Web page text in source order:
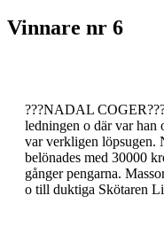
Vinnare nr 6
???NADAL
ledningen o där var han
var verkligen löpsugen.
belönades med 30000
gånger pengarna.
o till duktiga Skötaren